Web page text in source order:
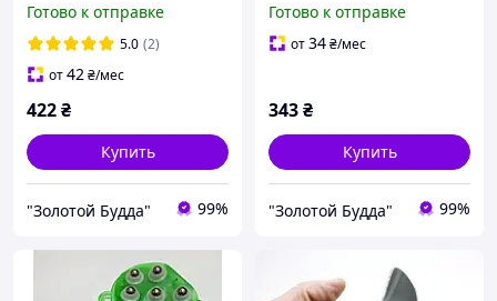
125×75×4 мм, 160 г
Готово к отправке
5.0 (2)
от42₴/мес
422₴
Купить
"Золотой Будда" 99%
Готово к отправке
от34₴/мес
343₴
Купить
"Золотой Будда" 99%